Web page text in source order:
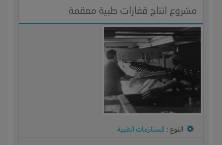
مشروع انتاج قفازات طبية معقمة
النوع : المستلزمات الطبية